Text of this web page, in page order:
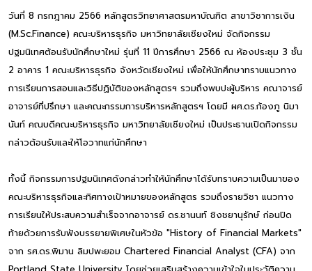
วันที่ 8 กรกฎาคม 2566 หลักสูตรวิทยาศาสตรมหาบัณฑิต สาขาวิชาการเงิน
(M.Sc.Finance) คณะบริหารธุรกิจ มหาวิทยาลัยเชียงใหม่ จัดกิจกรรม
ปฐมนิเทศต้อนรับนักศึกษาใหม่ รุ่นที่ 11 ปีการศึกษา 2566 ณ ห้องประชุม 3 ชั้น
2 อาคาร 1 คณะบริหารธุรกิจ จังหวัดเชียงใหม่ เพื่อให้นักศึกษาทราบแนวทาง
การเรียนการสอนและวิธีปฏิบัติของหลักสูตรฯ รวมถึงพบปะผู้บริหาร คณาจารย์
อาจารย์ที่ปรึกษา และคณะกรรมการบริหารหลักสูตรฯ โดยมี ผศ.ดร.ก้องภู นิมา
นันท์ คณบดีคณะบริหารธุรกิจ มหาวิทยาลัยเชียงใหม่ เป็นประธานเปิดกิจกรรม
กล่าวต้อนรับและให้โอวาทแก่นักศึกษา
ทั้งนี้ กิจกรรมการปฐมนิเทศดังกล่าวทำให้นักศึกษาได้รับทราบความเป็นมาของ
คณะบริหารธุรกิจและทิศทางเป้าหมายของหลักสูตร รวมถึงรายวิชา แนวทาง
การเรียนให้ประสบความสำเร็จจากอาจารย์ ดร.ชานนท์ ชิงชยานุรักษ์ ก่อนปิด
ท้ายด้วยการรับฟังบรรยายพิเศษในหัวข้อ "History of Financial Markets"
จาก รศ.ดร.พิมาน ลิมปพะยอม Chartered Financial Analyst (CFA) จาก